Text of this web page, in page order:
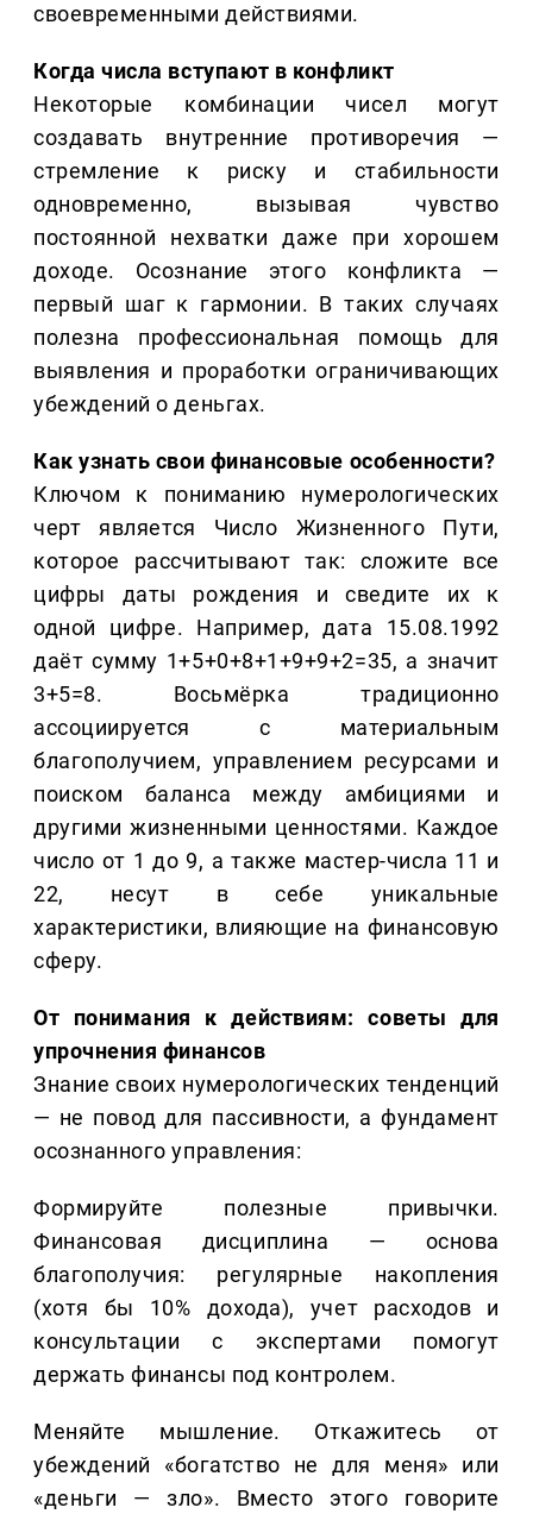
своевременными действиями.
Когда числа вступают в конфликт
Некоторые комбинации чисел могут
создавать внутренние противоречия —
стремление к риску и стабильности
одновременно, вызывая чувство
постоянной нехватки даже при хорошем
доходе. Осознание этого конфликта —
первый шаг к гармонии. В таких случаях
полезна профессиональная помощь для
выявления и проработки ограничивающих
убеждений о деньгах.
Как узнать свои финансовые особенности?
Ключом к пониманию нумерологических
черт является Число Жизненного Пути,
которое рассчитывают так: сложите все
цифры даты рождения и сведите их к
одной цифре. Например, дата 15.08.1992
даёт сумму 1+5+0+8+1+9+9+2=35, а значит
3+5=8. Восьмёрка традиционно
ассоциируется с материальным
благополучием, управлением ресурсами и
поиском баланса между амбициями и
другими жизненными ценностями. Каждое
число от 1 до 9, а также мастер-числа 11 и
22, несут в себе уникальные
характеристики, влияющие на финансовую
сферу.
От понимания к действиям: советы для
упрочнения финансов
Знание своих нумерологических тенденций
— не повод для пассивности, а фундамент
осознанного управления:
Формируйте полезные привычки.
Финансовая дисциплина — основа
благополучия: регулярные накопления
(хотя бы 10% дохода), учет расходов и
консультации с экспертами помогут
держать финансы под контролем.
Меняйте мышление. Откажитесь от
убеждений «богатство не для меня» или
«деньги — зло». Вместо этого говорите